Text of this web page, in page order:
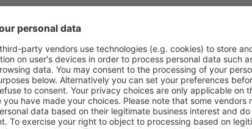
Gdańsk
Odlet z Prahy
823CZK